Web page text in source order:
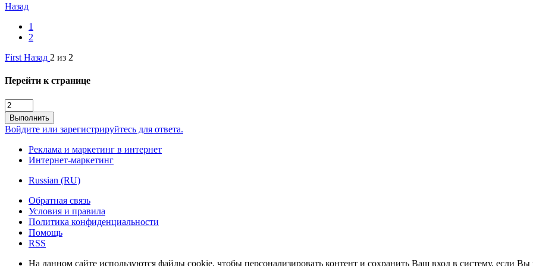
Назад
1
2
First Назад 2 из 2
Перейти к странице
Выполнить
Войдите или зарегистрируйтесь для ответа.
Реклама и маркетинг в интернет
Интернет-маркетинг
Russian (RU)
Обратная связь
Условия и правила
Политика конфиденциальности
Помощь
RSS
На данном сайте используются файлы cookie, чтобы персонализировать контент и сохранить Ваш вход в систему, если Вы